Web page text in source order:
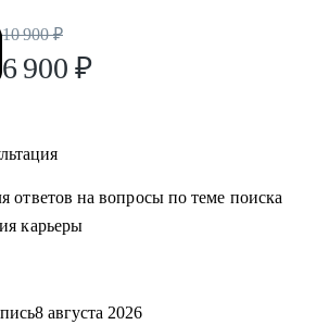
из сфер производства, с/х,
по функциям:
блок (финансы, юриспруденция, HR,
GR, секретариат, сметно-
технический блок, строительство
10 900 ₽
6 900 ₽
ответов на вопросы по теме поиска
карьеры
8 августа 2026